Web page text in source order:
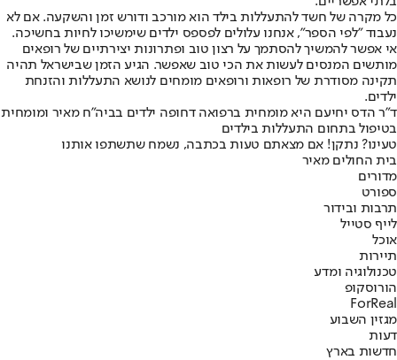
כל מקרה של חשד להתעללות בילד הוא מורכב ודורש זמן והשקעה. אם לא
נעבוד "לפי הספר", אנחנו עלולים לפספס ילדים שימשיכו לחיות בחשיכה.
אי אפשר להמשיך להסתמך על רצון טוב ופתרונות יצירתיים של רופאים
מותשים המנסים לעשות את הכי טוב שאפשר. הגיע הזמן שבישראל תהיה
תקינה מסודרת של רופאות ורופאים מומחים לנושא התעללות והזנחת
ילדים.
ד"ר הדס יחיעם היא מומחית ברפואה דחופה ילדים בביה"ח מאיר ומומחית
בטיפול בתחום התעללות בילדים
טעינו? נתקן! אם מצאתם טעות בכתבה, נשמח שתשתפו אותנו
בית החולים מאיר
מדורים
ספורט
תרבות ובידור
לייף סטייל
אוכל
תיירות
טכנולוגיה ומדע
הורוסקופ
ForReal
מגזין השבוע
דעות
חדשות בארץ